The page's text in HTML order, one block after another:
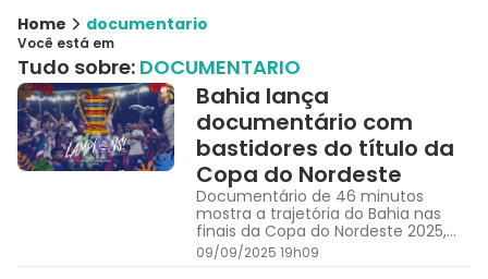
Home documentario
Você está em
Tudo sobre: DOCUMENTARIO
Bahia lança
documentário com
bastidores do título da
Copa do Nordeste
Documentário de 46 minutos
mostra a trajetória do Bahia nas
finais da Copa do Nordeste 2025,
que culminaram no
pentacampeonato
09/09/2025 19h09